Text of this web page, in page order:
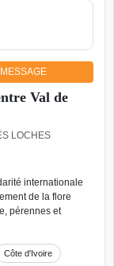
MESSAGE
Val de
LOCHES
internationale
de la flore
pérennes et
Côte d'Ivoire